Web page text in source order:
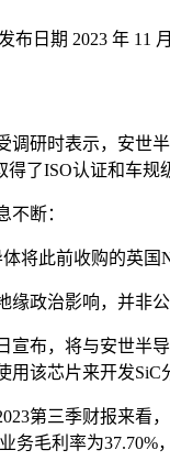
布日期 2023 年 11
调研时表示，安世
得了ISO认证和车规
不断：
将此前收购的英国
缘政治影响，并非
宣布，将与安世半
用该芯片来开发SiC
第三季财报来看
务毛利率为37.70%